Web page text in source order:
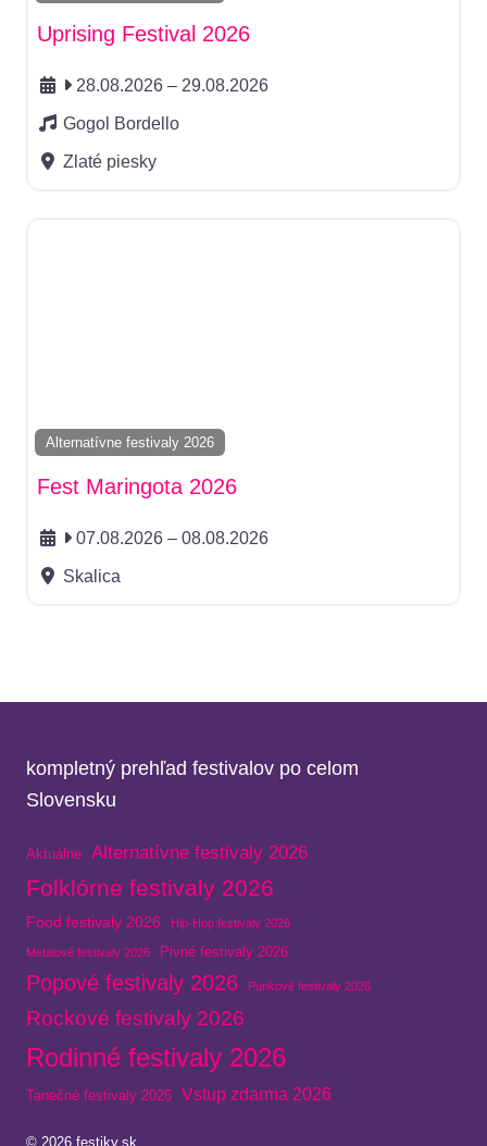
Uprising Festival 2026
28.08.2026 – 29.08.2026
Gogol Bordello
Zlaté piesky
Alternatívne festivaly 2026
Fest Maringota 2026
07.08.2026 – 08.08.2026
Skalica
kompletný prehľad festivalov po celom
Slovensku
Aktuálne Alternatívne festivaly 2026
Folklórne festivaly 2026
Food festivaly 2026 Hip-Hop festivaly 2026
Metalové festivaly 2026 Pivné festivaly 2026
Popové festivaly 2026 Punkové festivaly 2026
Rockové festivaly 2026
Rodinné festivaly 2026
Tanečné festivaly 2026 Vstup zdarma 2026
© 2026 festiky.sk